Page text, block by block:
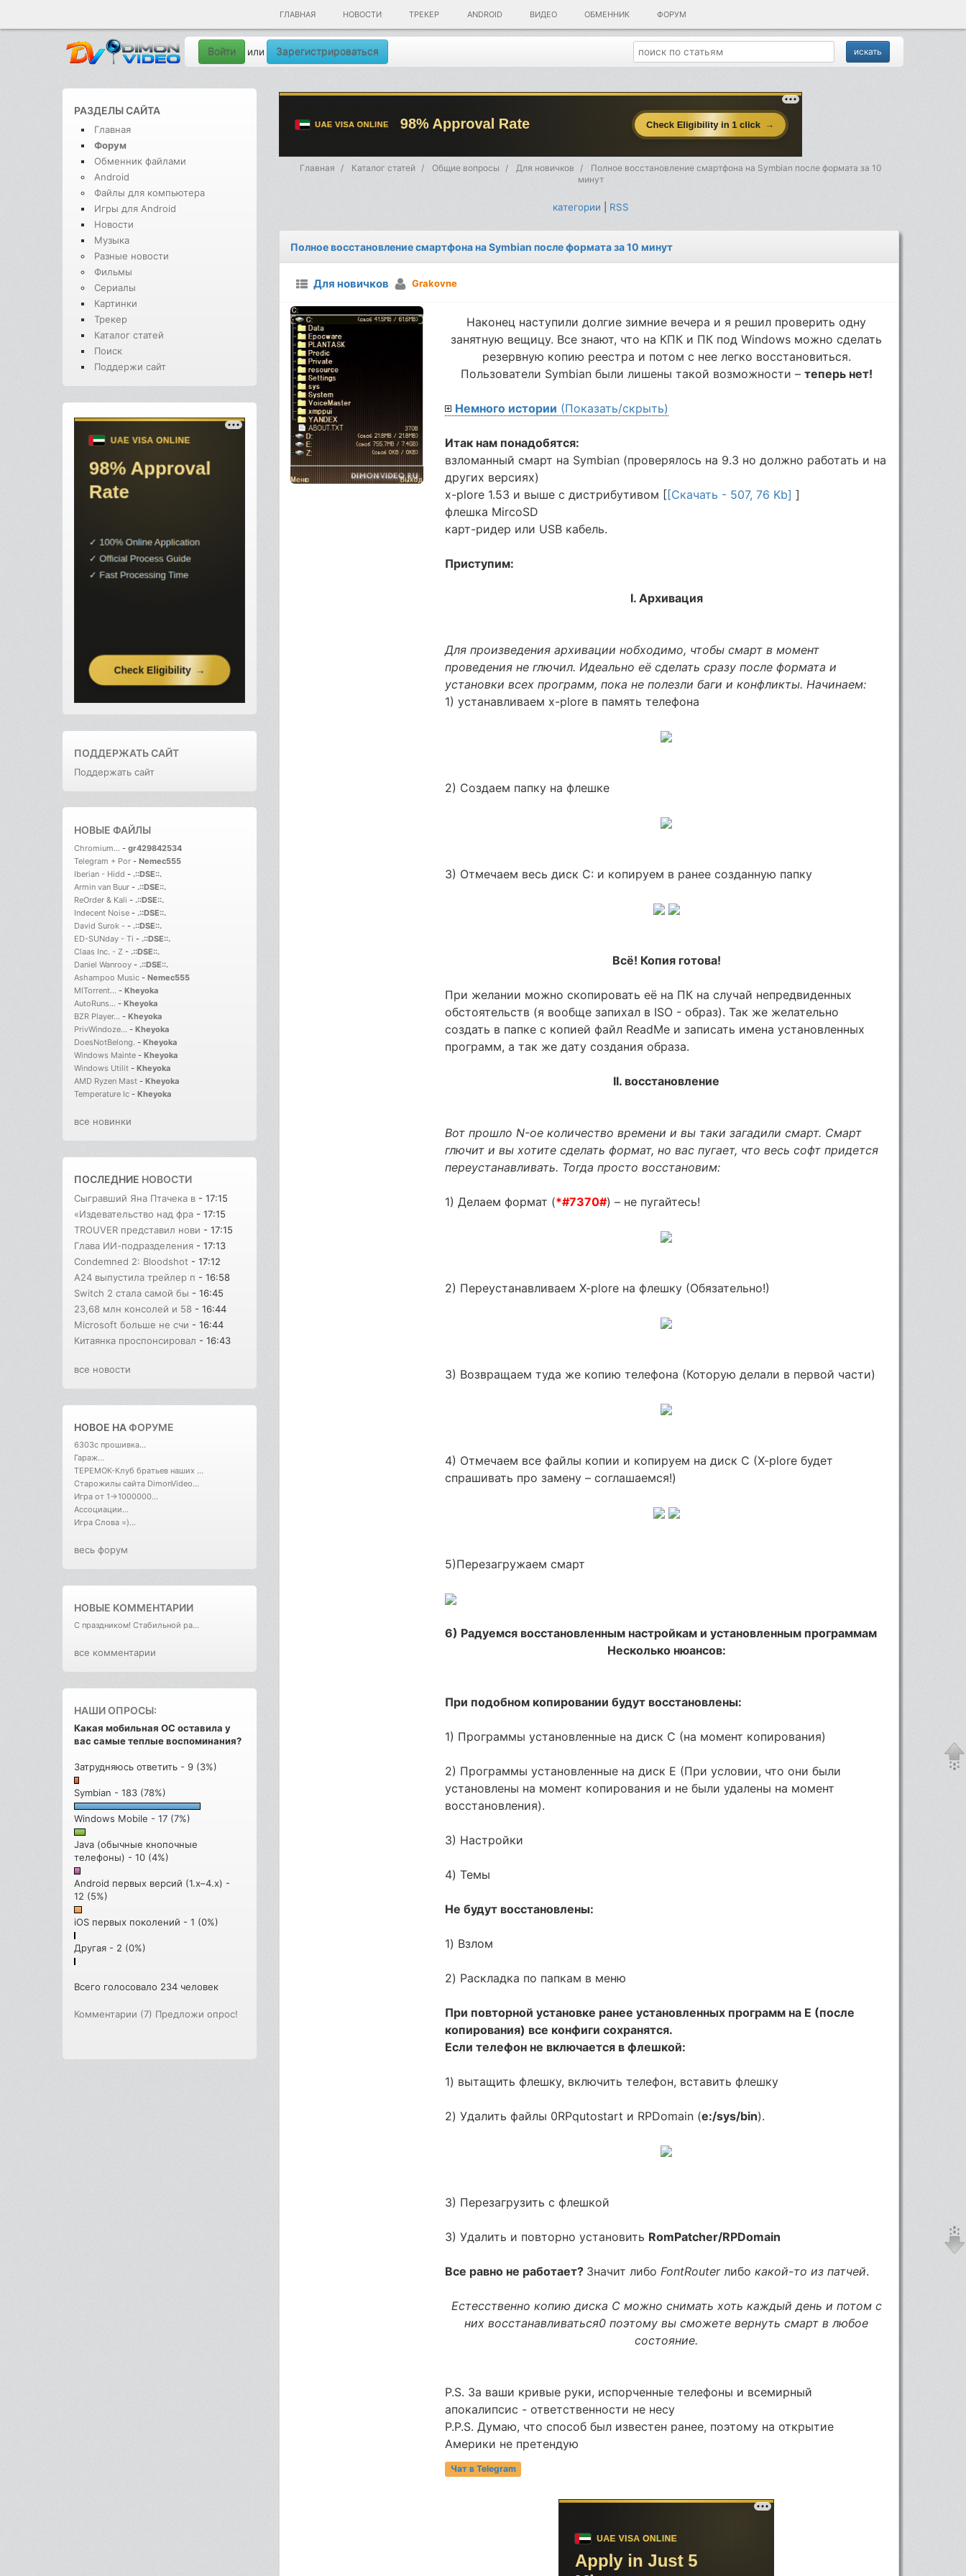
ГЛАВНАЯ НОВОСТИ ТРЕКЕР ANDROID ВИДЕО ОБМЕННИК ФОРУМ
Войти или Зарегистрироваться
РАЗДЕЛЫ САЙТА
Главная
Форум
Обменник файлами
Android
Файлы для компьютера
Игры для Android
Новости
Музыка
Разные новости
Фильмы
Сериалы
Картинки
Трекер
Каталог статей
Поиск
Поддержи сайт
ПОДДЕРЖАТЬ САЙТ
Поддержать сайт
НОВЫЕ ФАЙЛЫ
Chromium... - gr429842534
Telegram + Por - Nemec555
Iberian - Hidd - .::DSE::.
Armin van Buur - .::DSE::.
ReOrder & Kali - .::DSE::.
Indecent Noise - .::DSE::.
David Surok - - .::DSE::.
ED-SUNday - Ti - .::DSE::.
Claas Inc. - Z - .::DSE::.
Daniel Wanrooy - .::DSE::.
Ashampoo Music - Nemec555
MITorrent... - Kheyoka
AutoRuns... - Kheyoka
BZR Player... - Kheyoka
PrivWindoze... - Kheyoka
DoesNotBelong. - Kheyoka
Windows Mainte - Kheyoka
Windows Utilit - Kheyoka
AMD Ryzen Mast - Kheyoka
Temperature Ic - Kheyoka
все новинки
ПОСЛЕДНИЕ НОВОСТИ
Сыгравший Яна Птачека в - 17:15
«Издевательство над фра - 17:15
TROUVER представил нови - 17:15
Глава ИИ-подразделения - 17:13
Condemned 2: Bloodshot - 17:12
A24 выпустила трейлер п - 16:58
Switch 2 стала самой бы - 16:45
23,68 млн консолей и 58 - 16:44
Microsoft больше не счи - 16:44
Китаянка проспонсировал - 16:43
все новости
НОВОЕ НАФОРУМЕ
6303с прошивка...
Гараж...
ТЕРЕМОК-Клуб братьев наших ...
Старожилы сайта DimonVideo...
Игра от 1->1000000...
Ассоциации...
Игра Слова =)...
весь форум
НОВЫЕ КОММЕНТАРИИ
С праздником! Стабильной ра...
все комментарии
НАШИ ОПРОСЫ:
Какая мобильная ОС оставила у
вас самые теплые воспоминания?
Затрудняюсь ответить - 9 (3%)
Symbian - 183 (78%)
Windows Mobile - 17 (7%)
Java (обычные кнопочные
телефоны) - 10 (4%)
Android первых версий (1.x–4.x) -
12 (5%)
iOS первых поколений - 1 (0%)
Другая - 2 (0%)
Всего голосовало 234 человек
Комментарии (7) Предложи опрос!
Главная Каталог статей Общие вопросы Для новичков
Полное восстановление смартфона на Symbian после формата за 10
минут
категории RSS
Полное восстановление смартфона на Symbian после формата за 10 минут
Для новичков Grakovne
Наконец наступили долгие зимние вечера и я решил проверить одну
занятную вещицу. Все знают, что на КПК и ПК под Windows можно сделать
резервную копию реестра и потом с нее легко восстановиться.
Пользователи Symbian были лишены такой возможности – теперь нет!
Немного истории (Показать/скрыть)
Итак нам понадобятся:
взломанный смарт на Symbian (проверялось на 9.3 но должно работать и на
других версиях)
x-plore 1.53 и выше с дистрибутивом [[Скачать - 507, 76 Kb] ]
флешка MircoSD
карт-ридер или USB кабель.
Приступим:
I. Aрхивация
Для произведения архивации нобходимо, чтобы смарт в момент
проведения не глючил. Идеально её сделать сразу после формата и
установки всех программ, пока не полезли баги и конфликты. Начинаем:
1) устанавливаем x-plore в память телефона
2) Создаем папку на флешке
3) Отмечаем весь диск C: и копируем в ранее созданную папку
Всё! Копия готова!
При желании можно скопировать её на ПК на случай непредвиденных
обстоятельств (я вообще запихал в ISO - образ). Так же желательно
создать в папке с копией файл ReadMe и записать имена установленных
программ, а так же дату создания образа.
II. восстановление
Вот прошло N-ое количество времени и вы таки загадили смарт. Смарт
глючит и вы хотите сделать формат, но вас пугает, что весь софт придется
переустанавливать. Тогда просто восстановим:
1) Делаем формат (*#7370#) – не пугайтесь!
2) Переустанавливаем X-plore на флешку (Обязательно!)
3) Возвращаем туда же копию телефона (Которую делали в первой части)
4) Отмечаем все файлы копии и копируем на диск C (X-plore будет
спрашивать про замену – соглашаемся!)
5)Перезагружаем смарт
6) Радуемся восстановленным настройкам и установленным программам
Несколько нюансов:
При подобном копировании будут восстановлены:
1) Программы установленные на диск C (на момент копирования)
2) Программы установленные на диск E (При условии, что они были
установлены на момент копирования и не были удалены на момент
восстановления).
3) Настройки
4) Темы
Не будут восстановлены:
1) Взлом
2) Раскладка по папкам в меню
При повторной установке ранее установленных программ на E (после
копирования) все конфиги сохранятся.
Если телефон не включается в флешкой:
1) вытащить флешку, включить телефон, вставить флешку
2) Удалить файлы 0RPqutostart и RPDomain (e:/sys/bin).
3) Перезагрузить с флешкой
3) Удалить и повторно установить RomPatcher/RPDomain
Все равно не работает? Значит либо FontRouterлибокакой-то из патчей.
Естесственно копию диска C можно снимать хоть каждый день и потом с
них восстанавливаться0 поэтому вы сможете вернуть смарт в любое
состояние.
P.S. За ваши кривые руки, испорченные телефоны и всемирный
апокалипсис - ответственности не несу
P.P.S. Думаю, что способ был известен ранее, поэтому на открытие
Америки не претендую
Чат в Telegram